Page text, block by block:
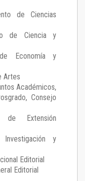
de Ciencias
de Ciencia y
Economía y
Artes
Académicos,
Consejo
de Extensión
y
Editorial
Editorial